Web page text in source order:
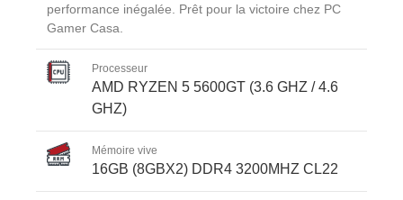
performance inégalée. Prêt pour la victoire chez PC
Gamer Casa.
Processeur
AMD RYZEN 5 5600GT (3.6 GHZ / 4.6
GHZ)
Mémoire vive
16GB (8GBX2) DDR4 3200MHZ CL22